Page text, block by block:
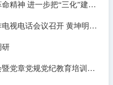
李希：发扬彻底的自我革命精神 进一步把“三化”建设年行动向纵深推进
全省疫情防控和三防工作电视电话会议召开 黄坤明主持并讲话 王伟中出席
研
全市领导干部警示教育会暨党章党规党纪教育培训班召开